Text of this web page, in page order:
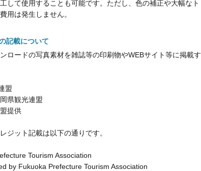
して使用することも可能です。ただし、色の補正や大幅な
用は発生しません。
記載について
ロードの写真素材を雑誌等の印刷物やWEBサイト等に掲載
盟
県観光連盟
提供
ジット記載は以下の通りです。
Tourism Association
by Fukuoka Prefecture Tourism Association